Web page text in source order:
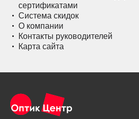
сертификатами
Система скидок
О компании
Контакты руководителей
Карта сайта